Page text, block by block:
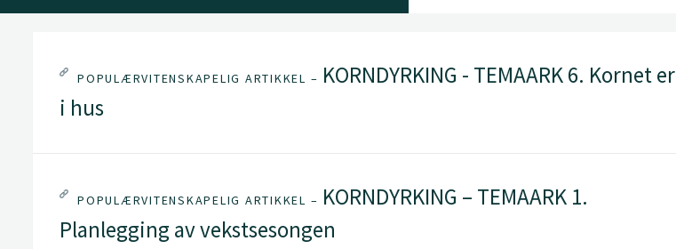
POPULÆRVITENSKAPELIG ARTIKKEL – KORNDYRKING - TEMAARK 6. Kornet er
i hus
POPULÆRVITENSKAPELIG ARTIKKEL – KORNDYRKING – TEMAARK 1.
Planlegging av vekstsesongen